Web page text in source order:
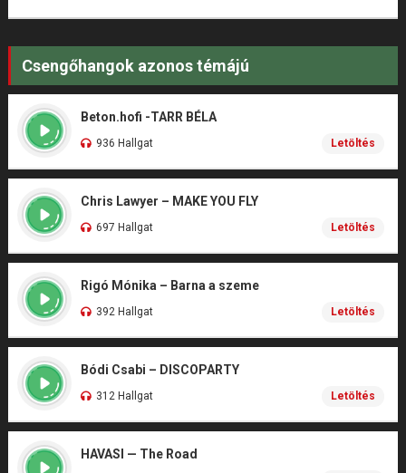
Csengőhangok azonos témájú
Beton.hofi -TARR BÉLA
936 Hallgat Letöltés
Chris Lawyer – MAKE YOU FLY
697 Hallgat Letöltés
Rigó Mónika – Barna a szeme
392 Hallgat Letöltés
Bódi Csabi – DISCOPARTY
312 Hallgat Letöltés
HAVASI — The Road